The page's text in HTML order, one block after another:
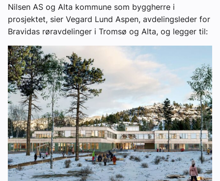
Nilsen AS og Alta kommune som byggherre i
prosjektet, sier Vegard Lund Aspen, avdelingsleder for
Bravidas røravdelinger i Tromsø og Alta, og legger til: